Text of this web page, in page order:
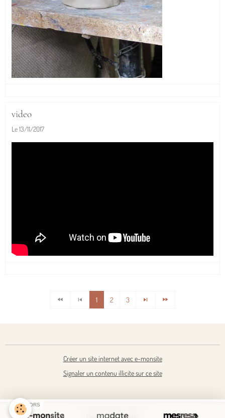
video
Le 13/11/2017
1 2 3
Créer un site internet avec e-monsite
Signaler un contenu illicite sur ce site
Gestion des cookies
SPONSORS